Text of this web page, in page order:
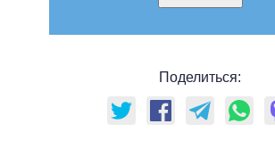
Поделиться: